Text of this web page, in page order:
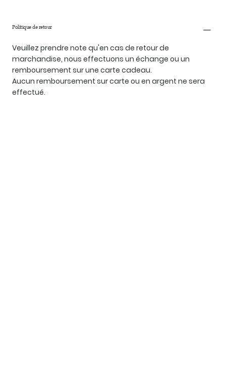
Politique de retour
Veuillez prendre note qu'en cas de retour de
marchandise, nous effectuons un échange ou un
remboursement sur une carte cadeau.
Aucun remboursement sur carte ou en argent ne sera
effectué.